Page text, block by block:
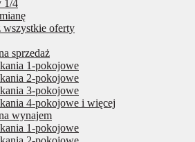
1/4
wszystkie oferty
sprzedaż
1-pokojowe
2-pokojowe
3-pokojowe
4-pokojowe i więcej
wynajem
1-pokojowe